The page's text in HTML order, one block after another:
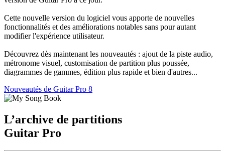
Cette nouvelle version du logiciel vous apporte de nouvelles
fonctionnalités et des améliorations notables sans pour autant
modifier l'expérience utilisateur.
Découvrez dès maintenant les nouveautés : ajout de la piste audio,
métronome visuel, customisation de partition plus poussée,
diagrammes de gammes, édition plus rapide et bien d'autres...
Nouveautés de Guitar Pro 8
L’archive de partitions
Guitar Pro